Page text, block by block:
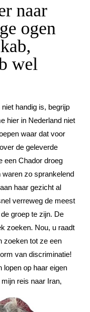
naar
ogen
wel
handig is, begrijp
hier in Nederland niet
waar dat voor
de geleverde
een Chador droeg
waren zo sprankelend
haar gezicht al
verreweg de meest
groep te zijn. De
zoeken. Nou, u raadt
zoeken tot ze een
van discriminatie!
lopen op haar eigen
reis naar Iran,